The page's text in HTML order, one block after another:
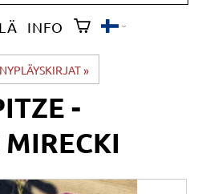
INFO
‪»
-